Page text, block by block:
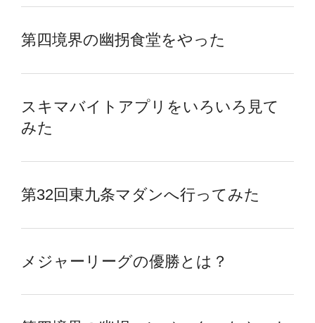
第四境界の幽拐食堂をやった
スキマバイトアプリをいろいろ見て
みた
第32回東九条マダンへ行ってみた
メジャーリーグの優勝とは？